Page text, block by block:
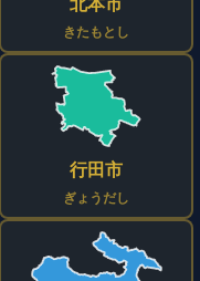
きたもとし
行田市
ぎょうだし